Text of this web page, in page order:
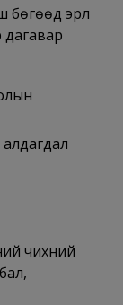
эрүүл
дагавар
чихний